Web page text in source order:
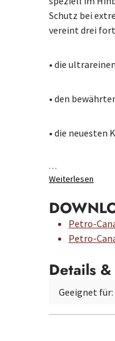
Schutz bei
vereint drei
• die
• den
• die
…
Weiterlesen
Petro-
Petro-
Details
Geeignet für: